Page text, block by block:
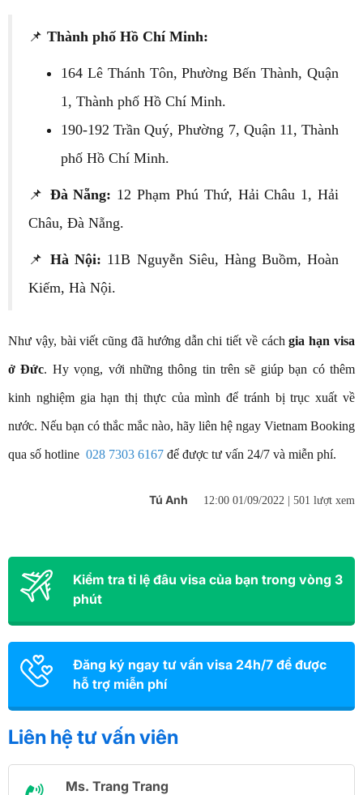
📌 Thành phố Hồ Chí Minh:
164 Lê Thánh Tôn, Phường Bến Thành, Quận
1, Thành phố Hồ Chí Minh.
190-192 Trần Quý, Phường 7, Quận 11, Thành
phố Hồ Chí Minh.
📌 Đà Nẵng: 12 Phạm Phú Thứ, Hải Châu 1, Hải
Châu, Đà Nẵng.
📌 Hà Nội: 11B Nguyễn Siêu, Hàng Buồm, Hoàn
Kiếm, Hà Nội.
Như vậy, bài viết cũng đã hướng dẫn chi tiết về cáchgia hạn visa
ở Đức. Hy vọng, với những thông tin trên sẽ giúp bạn có thêm
kinh nghiệm gia hạn thị thực của mình để tránh bị trục xuất về
nước. Nếu bạn có thắc mắc nào, hãy liên hệ ngay Vietnam Booking
qua số hotline 028 7303 6167 để được tư vấn 24/7 và miễn phí.
Tú Anh 12:00 01/09/2022 | 501 lượt xem
Kiểm tra tỉ lệ đâu visa của bạn trong vòng 3
phút
Đăng ký ngay tư vấn visa 24h/7 để được
hỗ trợ miễn phí
Liên hệ tư vấn viên
Ms. Trang Trang